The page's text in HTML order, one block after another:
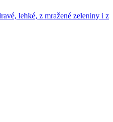
lehké, z mražené zeleniny i z